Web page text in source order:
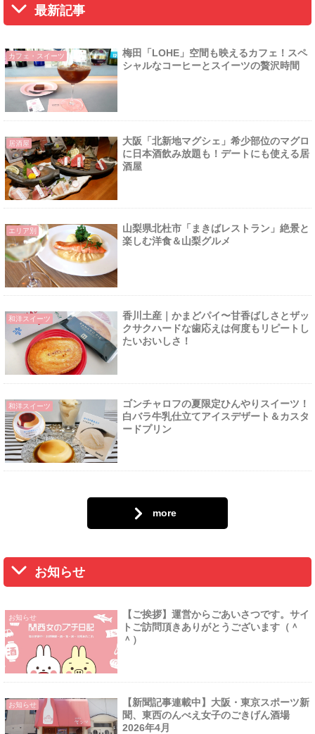
最新記事
カフェ・スイーツ
梅田「LOHE」空間も映えるカフェ！スペ
シャルなコーヒーとスイーツの贅沢時間
居酒屋
大阪「北新地マグシェ」希少部位のマグロ
に日本酒飲み放題も！デートにも使える居
酒屋
エリア別
山梨県北杜市「まきばレストラン」絶景と
楽しむ洋食＆山梨グルメ
和洋スイーツ
香川土産｜かまどパイ〜甘香ばしさとザッ
クサクハードな歯応えは何度もリピートし
たいおいしさ！
和洋スイーツ
ゴンチャロフの夏限定ひんやりスイーツ！
白バラ牛乳仕立てアイスデザート＆カスタ
ードプリン
more
お知らせ
お知らせ
【ご挨拶】運営からごあいさつです。サイ
トご訪問頂きありがとうございます（＾
＾）
お知らせ
【新聞記事連載中】大阪・東京スポーツ新
聞、東西のんべえ女子のごきげん酒場
2026年4月